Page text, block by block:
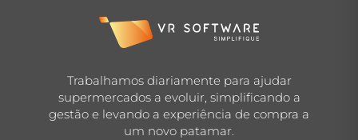
Trabalhamos diariamente para ajudar
supermercados a evoluir, simplificando a
gestão e levando a experiência de compra a
um novo patamar.